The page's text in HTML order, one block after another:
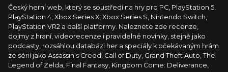
Český herní web, který se soustředí na hry pro PC, PlayStation 5,
PlayStation 4, Xbox Series X, Xbox Series S, Nintendo Switch,
PlayStation VR2 a další platformy. Naleznete zde recenze,
dojmy z hraní, videorecenze i pravidelné novinky, stejně jako
podcasty, rozsáhlou databázi her a speciály k očekávaným hrám
ze sérií jako Assassin's Creed, Call of Duty, Grand Theft Auto, The
Legend of Zelda, Final Fantasy, Kingdom Come: Deliverance,